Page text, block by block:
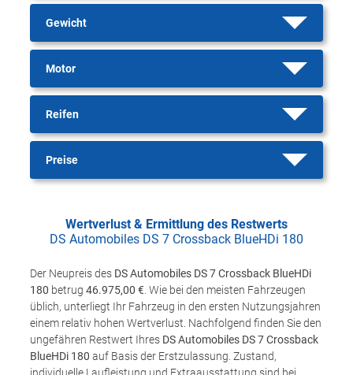
Gewicht
Motor
Reifen
Preise
Wertverlust & Ermittlung des Restwerts
DS Automobiles DS 7 Crossback BlueHDi 180
Der Neupreis des DS Automobiles DS 7 Crossback BlueHDi
180 betrug 46.975,00 € . Wie bei den meisten Fahrzeugen
üblich, unterliegt Ihr Fahrzeug in den ersten Nutzungsjahren
einem relativ hohen Wertverlust. Nachfolgend finden Sie den
ungefähren Restwert Ihres DS Automobiles DS 7 Crossback
BlueHDi 180 auf Basis der Erstzulassung. Zustand,